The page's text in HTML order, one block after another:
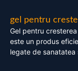
gel pentru
Gel pentru
este un produs
legate de sanatatea